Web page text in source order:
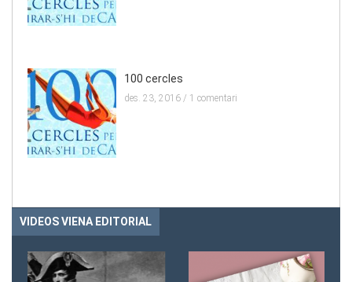
100 cercles
des. 23, 2016 / 1 comentari
VIDEOS VIENA EDITORIAL